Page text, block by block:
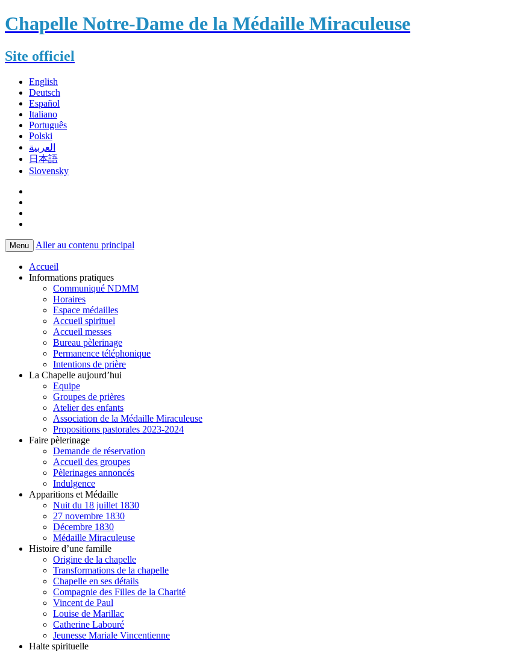
Chapelle Notre-Dame de la Médaille Miraculeuse
Site officiel
English
Deutsch
Español
Italiano
Português
Polski
العربية
日本語
Slovensky
Menu Aller au contenu principal
Accueil
Informations pratiques
Communiqué NDMM
Horaires
Espace médailles
Accueil spirituel
Accueil messes
Bureau pèlerinage
Permanence téléphonique
Intentions de prière
La Chapelle aujourd’hui
Equipe
Groupes de prières
Atelier des enfants
Association de la Médaille Miraculeuse
Propositions pastorales 2023-2024
Faire pèlerinage
Demande de réservation
Accueil des groupes
Pèlerinages annoncés
Indulgence
Apparitions et Médaille
Nuit du 18 juillet 1830
27 novembre 1830
Décembre 1830
Médaille Miraculeuse
Histoire d’une famille
Origine de la chapelle
Transformations de la chapelle
Chapelle en ses détails
Compagnie des Filles de la Charité
Vincent de Paul
Louise de Marillac
Catherine Labouré
Jeunesse Mariale Vincentienne
Halte spirituelle